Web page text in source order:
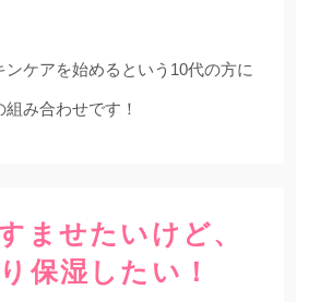
ンケアを始めるという10代の方に
組み合わせです！
ませたいけど、
保湿したい！